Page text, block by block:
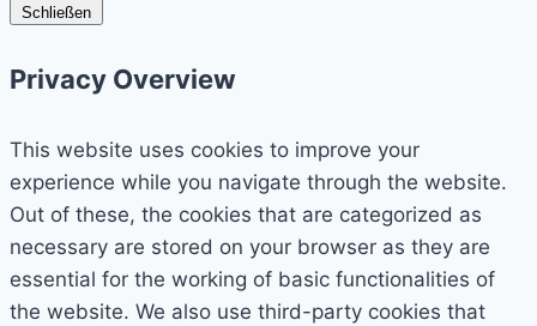
Schließen
Privacy Overview
This website uses cookies to improve your
experience while you navigate through the website.
Out of these, the cookies that are categorized as
necessary are stored on your browser as they are
essential for the working of basic functionalities of
the website. We also use third-party cookies that